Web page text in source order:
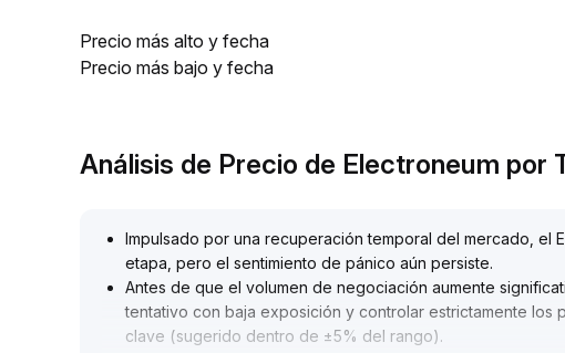
Precio más alto y fecha
Precio más bajo y fecha
Análisis de Precio de Electroneum por
Impulsado por una recuperación temporal del mercado, el
etapa, pero el sentimiento de pánico aún persiste.
Antes de que el volumen de negociación aumente
tentativo con baja exposición y controlar estrictamente
clave (sugerido dentro de ±5% del rango).